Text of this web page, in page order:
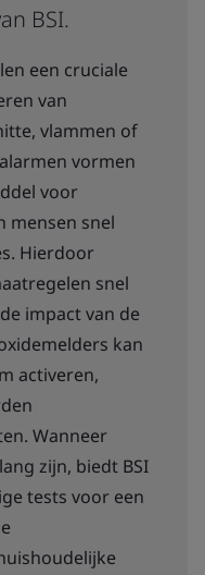
BSI.
een cruciale
van
vlammen of
vormen
voor
mensen snel
Hierdoor
snel
impact van de
kan
activeren,
Wanneer
zijn, biedt BSI
tests voor een